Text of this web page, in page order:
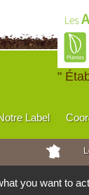
"
Label
you want to